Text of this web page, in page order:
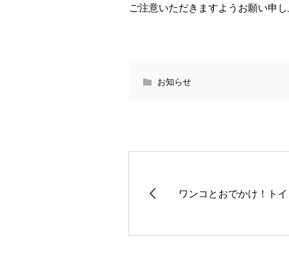
ご注意いただきますようお願い申し
お知らせ
ワンコとおでかけ！ト